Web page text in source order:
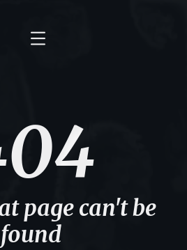
page can't be
found